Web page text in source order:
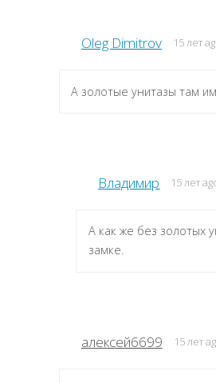
Oleg Dimitrov 15 лет
А золотые унитазы там
Владимир 15 лет
А как же без золотых
замке.
алексей6699 15 лет